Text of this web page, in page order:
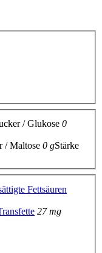
/ Glukose 0
/ Maltose 0 gStärke
Fettsäuren
27 mg